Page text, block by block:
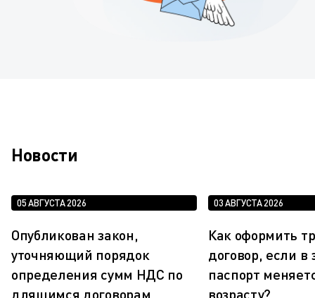
Новости
05 АВГУСТА 2026
Опубликован закон,
уточняющий порядок
определения сумм НДС по
длящимся договорам
03 АВГУСТА 2026
Как оформить
договор, если в
паспорт
возрасту?